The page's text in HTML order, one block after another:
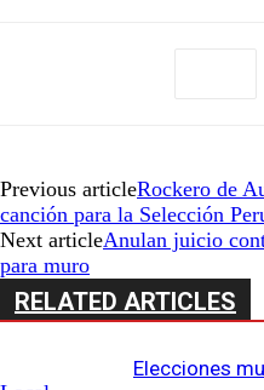
Previous articleRockero de
canción para la Selección
Next articleAnulan juicio
para muro
RELATED ARTICLES
Elecciones